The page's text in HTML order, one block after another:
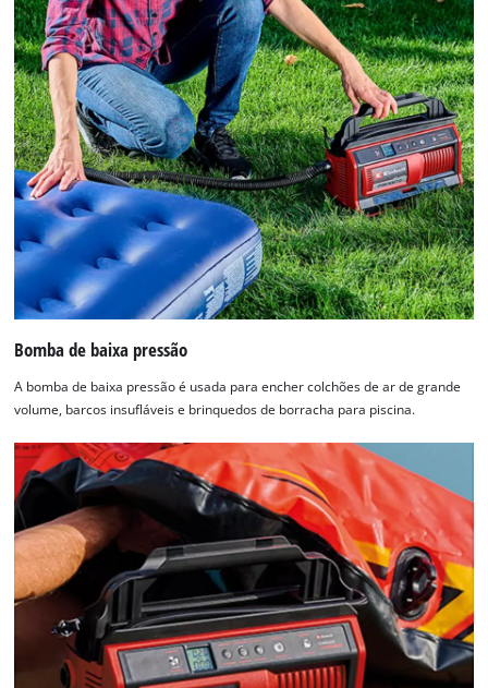
Bomba de baixa pressão
A bomba de baixa pressão é usada para encher colchões de ar de grande
volume, barcos insufláveis e brinquedos de borracha para piscina.